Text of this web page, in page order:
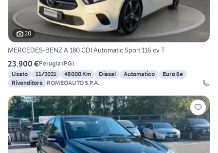
20
MERCEDES-BENZ A 180 CDI Automatic Sport 116 cv T
23.900 €Perugia (PG)
Usato
11/2021 45000 Km Diesel Automatico
Euro 6e
Rivenditore ROMEOAUTO S.P.A.